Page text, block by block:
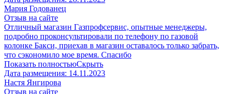
Мария Годованец
Отзыв на сайте
Отличный магазин Газпрофсервис, опытные менеджеры,
подробно проконсультировали по телефону по газовой
колонке Бакси, приехав в магазин оставалось только забрать,
что сэкономило мое время. Спасибо
Показать полностьюСкрыть
Дата размещения: 14.11.2023
​Настя Янгирова
Отзыв на сайте